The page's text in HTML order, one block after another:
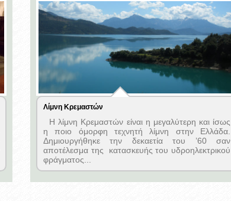
Λίμνη Κρεμαστών
Η λίμνη Κρεμαστών είναι η μεγαλύτερη και ίσως
η ποιο όμορφη τεχνητή λίμνη στην Ελλάδα.
Δημιουργήθηκε την δεκαετία του ’60 σαν
αποτέλεσμα της κατασκευής του υδροηλεκτρικού
φράγματος...